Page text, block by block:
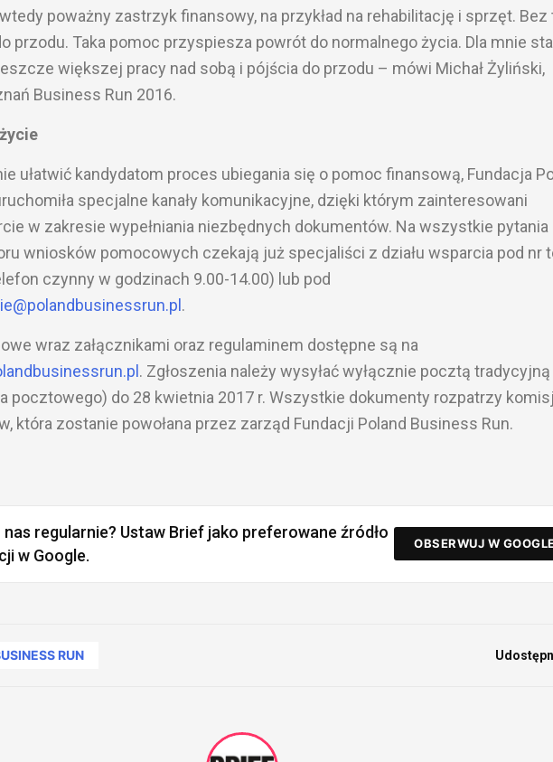
poważny zastrzyk finansowy, na przykład na rehabilitację i sprzęt. Bez
przodu. Taka pomoc przyspiesza powrót do normalnego życia. Dla mnie
większej pracy nad sobą i pójścia do przodu – mówi Michał Żyliński,
Business Run 2016.
ułatwić kandydatom proces ubiegania się o pomoc finansową, Fundacja
specjalne kanały komunikacyjne, dzięki którym zainteresowani
w zakresie wypełniania niezbędnych dokumentów. Na wszystkie pytania
wniosków pomocowych czekają już specjaliści z działu wsparcia pod nr
czynny w godzinach 9.00-14.00) lub pod
.
wraz załącznikami oraz regulaminem dostępne są na
. Zgłoszenia należy wysyłać wyłącznie pocztą
pocztowego) do 28 kwietnia 2017 r. Wszystkie dokumenty rozpatrzy
która zostanie powołana przez zarząd Fundacji Poland Business Run.
regularnie? Ustaw Brief jako preferowane źródło
w Google.
OBSERWUJ W
RUN